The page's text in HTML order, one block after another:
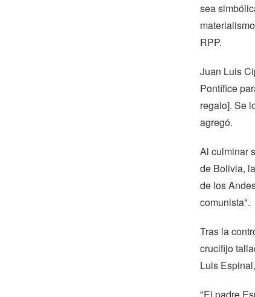
sea
RPP.
Juan Luis
Pontífice
regalo]. Se
agregó.
Al culminar
de Bolivia,
de los
comunista".
Tras la
crucifijo
Luis
"El padre